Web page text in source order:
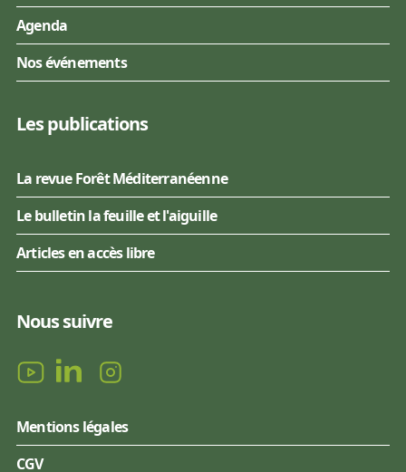
Agenda
Nos événements
Les publications
La revue Forêt Méditerranéenne
Le bulletin la feuille et l'aiguille
Articles en accès libre
Nous suivre
Mentions légales
CGV